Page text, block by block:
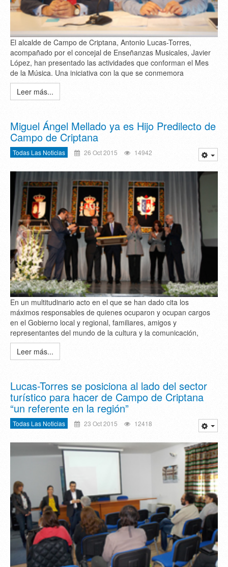
El alcalde de Campo de Criptana, Antonio Lucas-Torres,
acompañado por el concejal de Enseñanzas Musicales, Javier
López, han presentado las actividades que conforman el Mes
de la Música. Una iniciativa con la que se conmemora
Leer más...
Miguel Ángel Mellado ya es Hijo Predilecto de
Campo de Criptana
Todas Las Noticias 26 Oct 2015 14942
En un multitudinario acto en el que se han dado cita los
máximos responsables de quienes ocuparon y ocupan cargos
en el Gobierno local y regional, familiares, amigos y
representantes del mundo de la cultura y la comunicación,
Leer más...
Lucas-Torres se posiciona al lado del sector
turístico para hacer de Campo de Criptana
“un referente en la región”
Todas Las Noticias 23 Oct 2015 12418